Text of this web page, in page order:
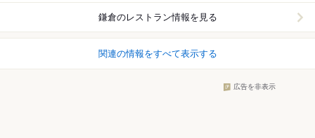
鎌倉のレストラン情報を見る
関連の情報をすべて表示する
広告を非表示